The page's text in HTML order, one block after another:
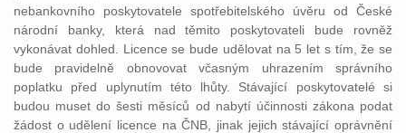
nebankovního poskytovatele spotřebitelského úvěru od České
národní banky, která nad těmito poskytovateli bude rovněž
vykonávat dohled. Licence se bude udělovat na 5 let s tím, že se
bude pravidelně obnovovat včasným uhrazením správního
poplatku před uplynutím této lhůty. Stávající poskytovatelé si
budou muset do šesti měsíců od nabytí účinnosti zákona podat
žádost o udělení licence na ČNB, jinak jejich stávající oprávnění